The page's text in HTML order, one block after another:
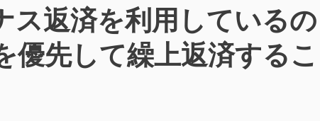
ス返済を利用しているの
優先して繰上返済するこ